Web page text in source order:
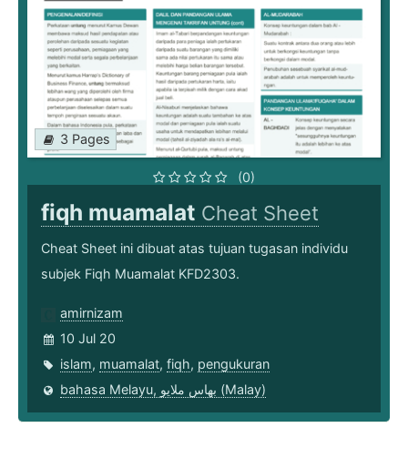
3 Pages
(0)
fiqh muamalat Cheat Sheet
Cheat Sheet ini dibuat atas tujuan tugasan individu
subjek Fiqh Muamalat KFD2303.
amirnizam
10 Jul 20
islam, muamalat, fiqh, pengukuran
bahasa Melayu, بهاس ملايو‎ (Malay)